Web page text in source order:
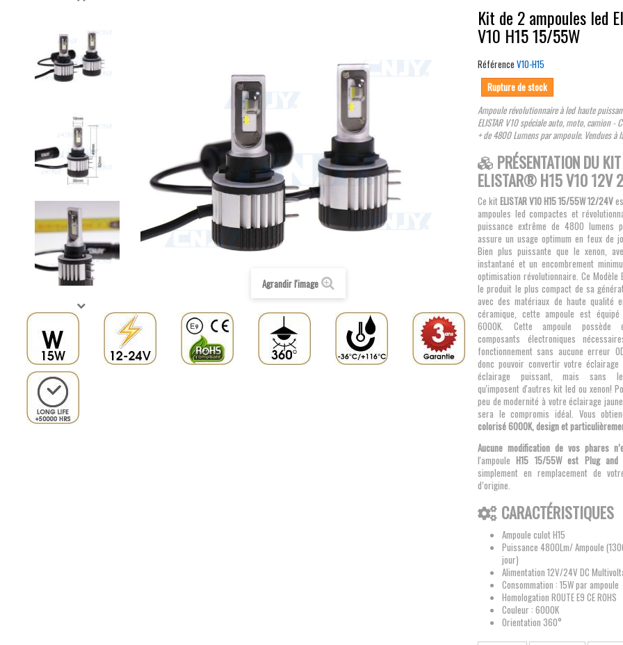
Agrandir l'image
Kit de 2 ampoules led
V10 H15 15/55W
Référence V10-H15
Rupture de stock
Ampoule révolutionnaire à led haute
ELISTAR V10 spéciale auto, moto, camion -
+ de 4800 Lumens par ampoule. Vendues à
PRÉSENTATION DU
ELISTAR® H15 V10 12V
Ce kitELISTAR V10 H15 15/55W 12/24V
ampoules led compactes et
puissance extrême de 4800 lumens
assure un usage optimum en feux de
Bien plus puissante que le xenon,
instantané et un encombrement
optimisation révolutionnaire. Ce Modèle
le produit le plus compact de sa
avec des matériaux de haute qualité
céramique, cette ampoule est
6000K. Cette ampoule possède
composants électroniques
fonctionnement sans aucune erreur
donc pouvoir convertir votre
éclairage puissant, mais sans
qu'imposent d'autres kit led ou xenon!
peu de modernité à votre éclairage
sera le compromis idéal. Vous
colorisé 6000K, design et
Aucune modification de vos phares
l'ampouleH15 15/55W est Plug and
simplement en remplacement de
d’origine.
CARACTÉRISTIQUES
Ampoule culot H15
Puissance 4800Lm/ Ampoule
jour)
Alimentation 12V/24V DC
Consommation : 15W par ampoule
Homologation ROUTE E9 CE ROHS
Couleur : 6000K
Orientation 360°